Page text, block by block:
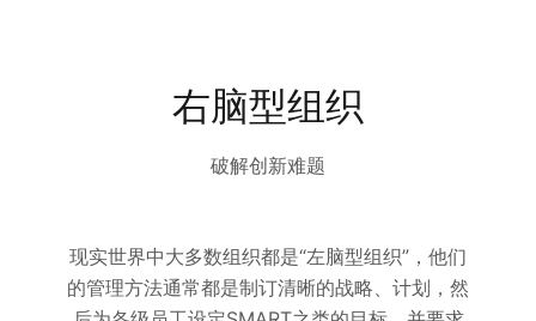
右脑型组织
破解创新难题
现实世界中大多数组织都是“左脑型组织”，他们
的管理方法通常都是制订清晰的战略、计划，然